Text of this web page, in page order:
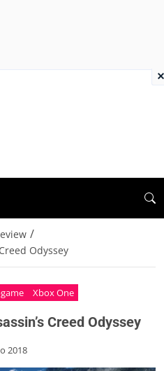
/
Odyssey
Xbox One
Creed Odyssey
2018
×